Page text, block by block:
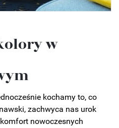
w
kochamy to, co
zachwyca nas urok
nowoczesnych